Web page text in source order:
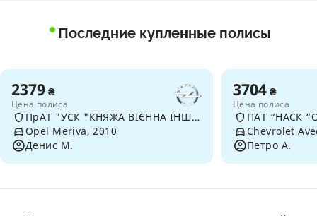
Последние купленные полисы
2379 ₴
Цена полиса
ПрАТ "УСК "КНЯЖА ВІЄННА ІНШУРАНС ГРУП"
Opel Meriva, 2010
Денис М.
3704 ₴
Цена полиса
ПАТ “НАСК
Chevrolet
Петро А.